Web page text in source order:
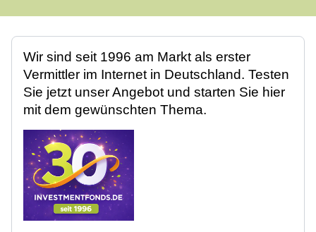
Wir sind seit 1996 am Markt als erster
Vermittler im Internet in Deutschland. Testen
Sie jetzt unser Angebot und starten Sie hier
mit dem gewünschten Thema.